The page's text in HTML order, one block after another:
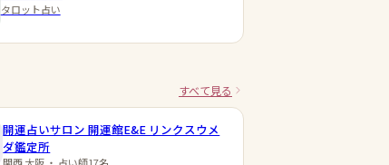
タロット占い
すべて見る
開運占いサロン 開運館E&E リンクスウメ
ダ鑑定所
関西 大阪 ・ 占い師17名